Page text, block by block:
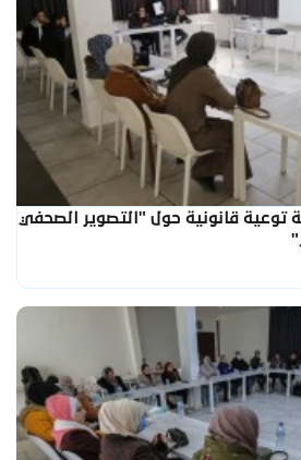
توعية قانونية حول "التصوير الصحفي